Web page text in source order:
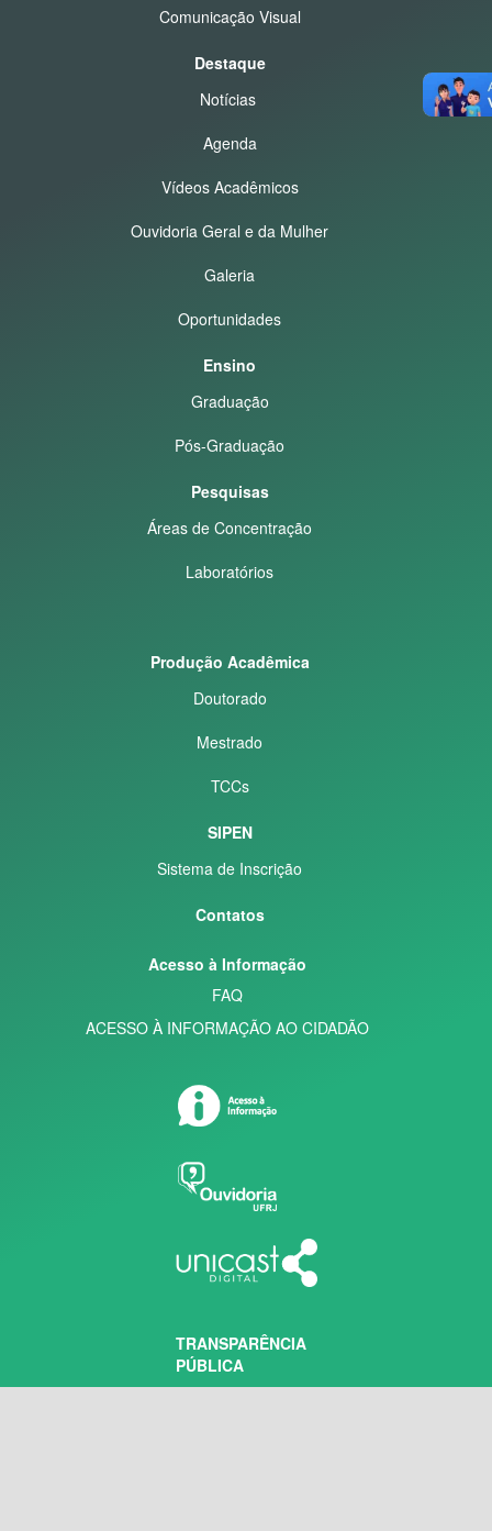
Comunicação Visual
Destaque
Notícias
Agenda
Vídeos Acadêmicos
Ouvidoria Geral e da Mulher
Galeria
Oportunidades
Ensino
Graduação
Pós-Graduação
Pesquisas
Áreas de Concentração
Laboratórios
Produção Acadêmica
Doutorado
Mestrado
TCCs
SIPEN
Sistema de Inscrição
Contatos
Acesso à Informação
FAQ
ACESSO À INFORMAÇÃO AO CIDADÃO
TRANSPARÊNCIA
PÚBLICA